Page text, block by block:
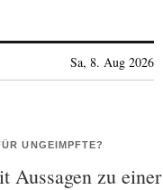
Sa, 8. Aug 2026
UNGEIMPFTE?
Aussagen zu einer